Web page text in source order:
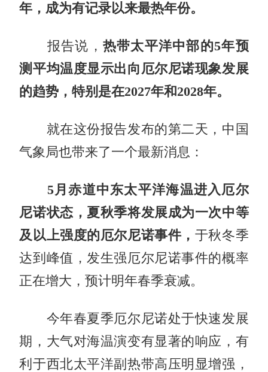
年，成为有记录以来最热年份。
报告说， 热带太平洋中部的5年预
测平均温度显示出向厄尔尼诺现象发展
的趋势，特别是在2027年和2028年。
就在这份报告发布的第二天，中国
气象局也带来了一个最新消息：
5月赤道中东太平洋海温进入厄尔
尼诺状态，夏秋季将发展成为一次中等
及以上强度的厄尔尼诺事件， 于秋冬季
达到峰值，发生强厄尔尼诺事件的概率
正在增大，预计明年春季衰减。
今年春夏季厄尔尼诺处于快速发展
期，大气对海温演变有显著的响应，有
利于西北太平洋副热带高压明显增强，